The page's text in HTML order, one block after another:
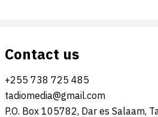
Contact us
+255 738 725 485
tadiomedia@gmail.com
P.O. Box 105782, Dar es Salaam,